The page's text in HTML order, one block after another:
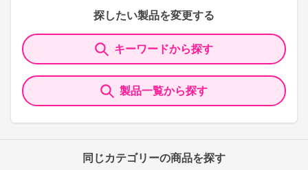
探したい製品を変更する
キーワードから探す
製品一覧から探す
同じカテゴリーの商品を探す